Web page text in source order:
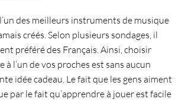
des meilleurs instruments de musique
créés. Selon plusieurs sondages, il
préféré des Français. Ainsi, choisir
à l’un de vos proches est sans aucun
idée cadeau. Le fait que les gens aiment
par le fait qu’apprendre à jouerest facile